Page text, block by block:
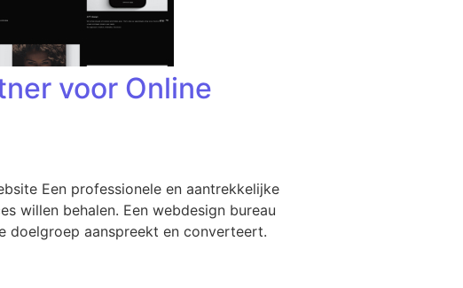
voor Online
Een professionele en aantrekkelijke
willen behalen. Een webdesign bureau
doelgroep aanspreekt en converteert.